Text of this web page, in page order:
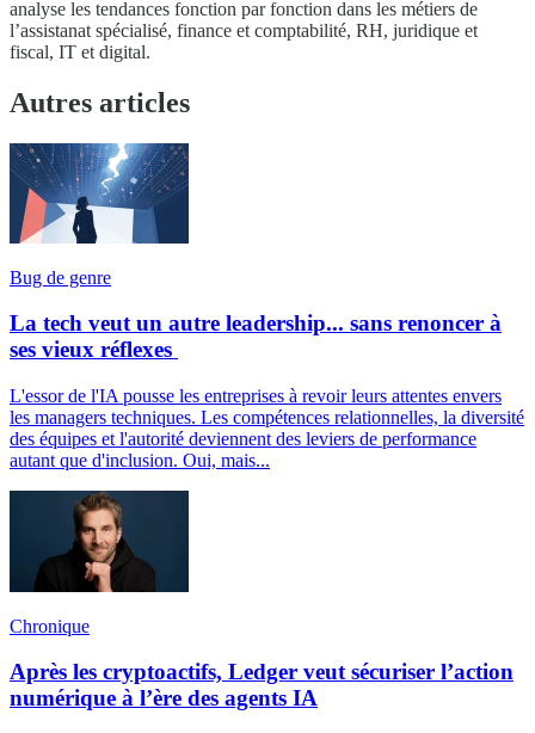
analyse les tendances fonction par fonction dans les métiers de
l’assistanat spécialisé, finance et comptabilité, RH, juridique et
fiscal, IT et digital.
Autres articles
Bug de genre
La tech veut un autre leadership... sans renoncer à
ses vieux réflexes
L'essor de l'IA pousse les entreprises à revoir leurs attentes envers
les managers techniques. Les compétences relationnelles, la diversité
des équipes et l'autorité deviennent des leviers de performance
autant que d'inclusion. Oui, mais...
Chronique
Après les cryptoactifs, Ledger veut sécuriser l’action
numérique à l’ère des agents IA